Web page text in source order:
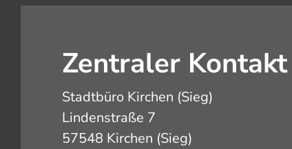
Zentraler Kontakt
Stadtbüro Kirchen (Sieg)
Lindenstraße 7
57548 Kirchen (Sieg)